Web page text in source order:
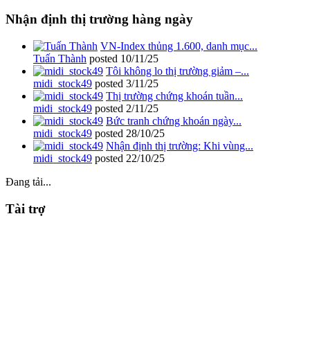
Nhận định thị trường hàng ngày
VN-Index thủng 1.600, danh mục...
Tuấn Thành posted 10/11/25
Tôi không lo thị trường giảm –...
midi_stock49 posted 3/11/25
Thị trường chứng khoán tuần...
midi_stock49 posted 2/11/25
Bức tranh chứng khoán ngày...
midi_stock49 posted 28/10/25
Nhận định thị trường: Khi vùng...
midi_stock49 posted 22/10/25
Đang tải...
Tài trợ